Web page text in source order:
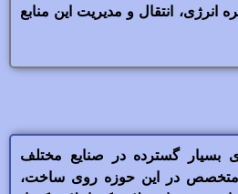
انرژی، انتقال و مدیریت این منابع
بسیار گسترده در صنایع مختلف
در این حوزه روی ساخت،